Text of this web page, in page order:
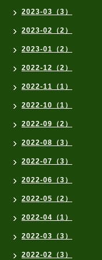
2023-03（3）
2023-02（2）
2023-01（2）
2022-12（2）
2022-11（1）
2022-10（1）
2022-09（2）
2022-08（3）
2022-07（3）
2022-06（3）
2022-05（2）
2022-04（1）
2022-03（3）
2022-02（3）